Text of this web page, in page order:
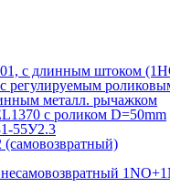
с длинным штоком
регулируемым
металл. рычажком
с роликом D=50mm
55У2.3